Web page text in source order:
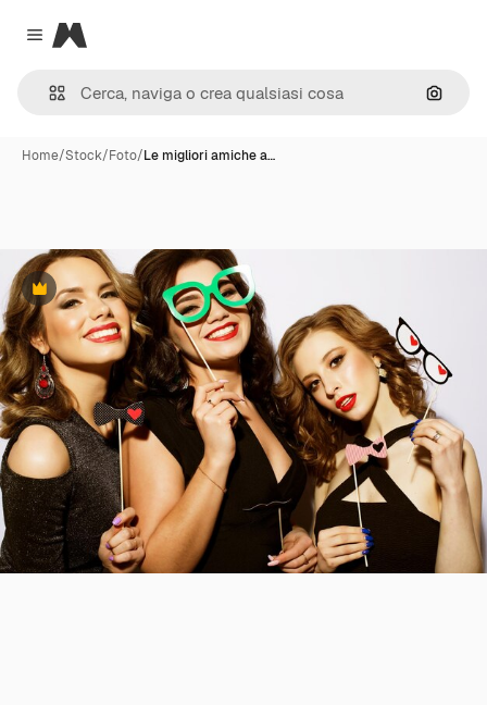
Close menu
Magnific
Cerca
Home/Stock/Foto/Le migliori amiche a…
Premium